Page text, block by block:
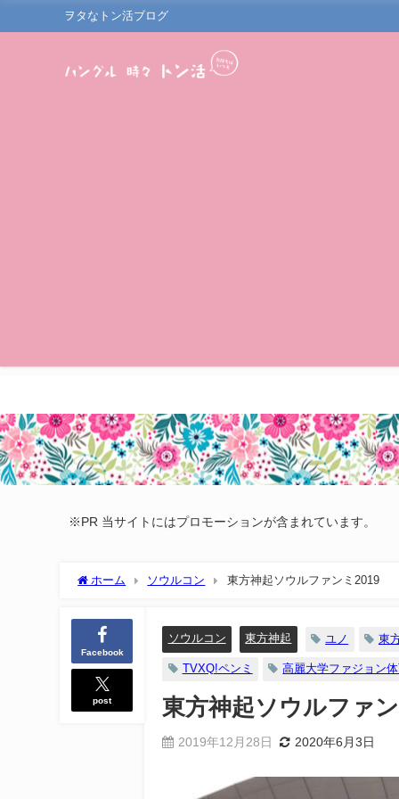
ヲタなトン活ブログ
※PR 当サイトにはプロモーションが含まれています。
ホーム ソウルコン 東方神起ソウルファンミ2019
Facebook
post
ソウルコン 東方神起 ユノ 東
TVXQ!ペンミ 高麗大学ファジョン
東方神起ソウルファ
2019年12月28日 2020年6月3日